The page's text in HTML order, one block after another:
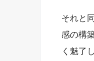
それと
感の構
く魅了